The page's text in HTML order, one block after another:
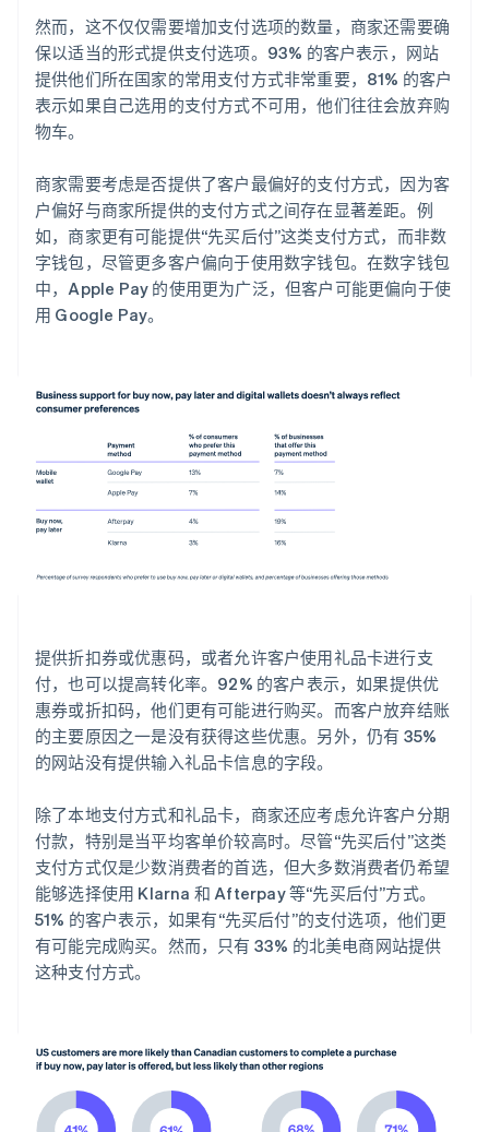
然而，这不仅仅需要增加支付选项的数量，商家还需要确
保以适当的形式提供支付选项。93% 的客户表示，网站
提供他们所在国家的常用支付方式非常重要，81% 的客户
表示如果自己选用的支付方式不可用，他们往往会放弃购
物车。
商家需要考虑是否提供了客户最偏好的支付方式，因为客
户偏好与商家所提供的支付方式之间存在显著差距。例
如，商家更有可能提供“先买后付”这类支付方式，而非数
字钱包，尽管更多客户偏向于使用数字钱包。在数字钱包
中，Apple Pay 的使用更为广泛，但客户可能更偏向于使
用 Google Pay。
提供折扣券或优惠码，或者允许客户使用礼品卡进行支
付，也可以提高转化率。92% 的客户表示，如果提供优
惠券或折扣码，他们更有可能进行购买。而客户放弃结账
的主要原因之一是没有获得这些优惠。另外，仍有 35%
的网站没有提供输入礼品卡信息的字段。
除了本地支付方式和礼品卡，商家还应考虑允许客户分期
付款，特别是当平均客单价较高时。尽管“先买后付”这类
支付方式仅是少数消费者的首选，但大多数消费者仍希望
能够选择使用 Klarna 和 Afterpay 等“先买后付”方式。
51% 的客户表示，如果有“先买后付”的支付选项，他们更
有可能完成购买。然而，只有 33% 的北美电商网站提供
这种支付方式。